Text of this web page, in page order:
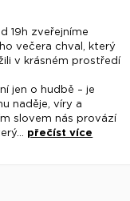
19h zveřejníme
večera chval, který
v krásném prostředí
jen o hudbě – je
naděje, víry a
slovem nás provází
přečíst více